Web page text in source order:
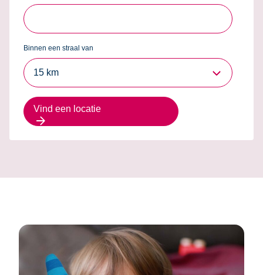
Binnen een straal van
15 km
Vind een locatie